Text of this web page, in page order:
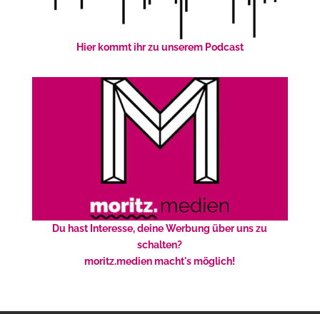
Hier kommt ihr zu unserem Podcast
Du hast Interesse, deine Werbung über uns zu
schalten?
moritz.medien macht's möglich!